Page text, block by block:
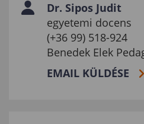
Dr. Sipos Judit
egyetemi docens
(+36 99) 518-924
Benedek Elek
EMAIL KÜLDÉSE